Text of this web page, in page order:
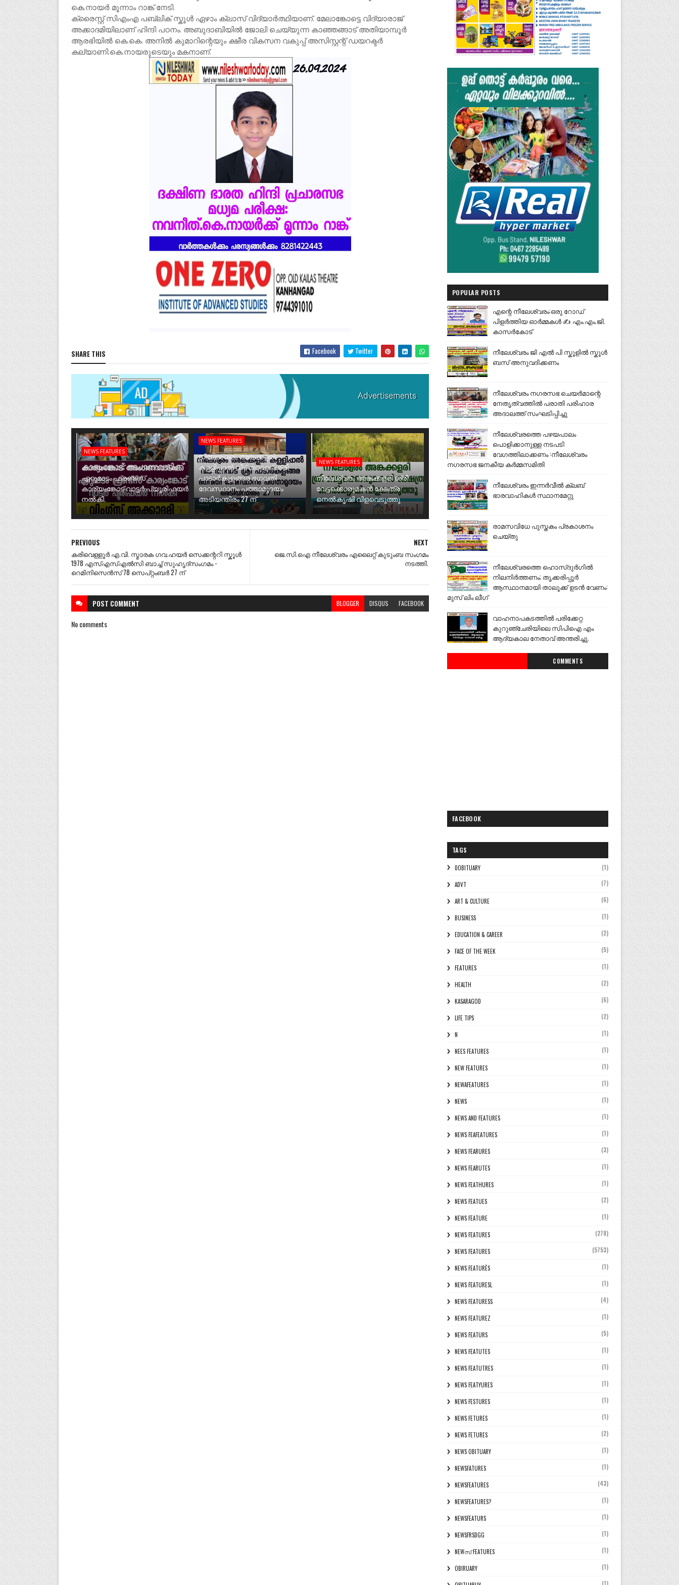
കെ.നായർ മൂന്നാം റാങ്ക് നേടി.
ക്രൈസ്റ്റ് സിഎംഎ പബ്ലിക് സ്കൂൾ ഏഴാം ക്ലാസ് വിദ്യാർത്ഥിയാണ്. മേലാങ്കോട്ടെ വിദ്യാരാജ്
അക്കാദമിയിലാണ് ഹിന്ദി പഠനം. അബുദാബിയിൽ ജോലി ചെയ്യുന്ന കാഞ്ഞങ്ങാട് അതിയാമ്പൂർ
ആരഭിയിൽ കെ.കെ. അനിൽ കുമാറിന്റെയും ക്ഷീര വികസന വകുപ്പ് അസിസ്റ്റന്റ് ഡയറക്ടർ
കല്യാണി.കെ.നായരുടെയും മകനാണ്.
SHARE THIS Facebook Twitter
NEWS FEATURES
കാര്യംങ്കോട് അംഗണവാടിക്ക്
ഏറുമാടം ഫ്രണ്ട്സ്
കാര്യംങ്കോട് വാട്ടർ പ്യൂരിഫയർ
നൽകി.
NEWS FEATURES
നീലേശ്വരം അങ്കക്കളരി
കള്ളിപ്പാൽ വീട് തറവാട് ശ്രീ
പാടാർകുളങ്ങര ഭഗവതി
ദേവസ്ഥാനം പത്താമുദയം
അടിയന്തിരം 27 ന്
NEWS FEATURES
നീലേശ്വരം അങ്കക്കളരി ശ്രീ
വേട്ടക്കൊരുമകൻ ക്ഷേത്ര
നെൽകൃഷി വിളവെടുത്തു
NEXT
ജെ.സി.ഐ നീലേശ്വരം എലൈറ്റ് കുടുംബ സംഗമം
നടത്തി.
PREVIOUS
കരിവെള്ളൂർ എ.വി. സ്മാരക ഗവ.ഹയർ സെക്കന്ററി സ്കൂൾ
1978 എസ്എസ്എൽസി ബാച്ച് സുഹൃദ്സംഗമം -
റെമിനിസെൻസ് 78 സെപ്റ്റംബർ 27 ന്
POST COMMENT BLOGGER DISQUS FACEBOOK
No comments
POPULAR POSTS
എന്റെ നീലേശ്വരം:ഒരു റോഡ്
പിളർത്തിയ ഓർമ്മകൾ ✍️ എം.എം.ജി.
കാസർകോട്
നീലേശ്വരം ജി എൽ പി സ്കൂളിൽ സ്കൂൾ
ബസ് അനുവദിക്കണം
നീലേശ്വരം നഗരസഭ ചെയർമാന്റെ
നേതൃത്വത്തിൽ പരാതി പരിഹാര
അദാലത്ത് സംഘടിപ്പിച്ചു
നീലേശ്വരത്തെ പഴയപാലം
പൊളിക്കാനുള്ള നടപടി
വേഗത്തിലാക്കണം :നീലേശ്വരം
നഗരസഭ ജനകീയ കർമ്മസമിതി
നീലേശ്വരം ഇന്നർവീൽ ക്ലബ്
ഭാരവാഹികൾ സ്ഥാനമേറ്റു
രാമസവിധേ പുസ്തകം പ്രകാശനം
ചെയ്തു
നീലേശ്വരത്തെ ഹൊസ്ദുർഗിൽ
നിലനിർത്തണം; തൃക്കരിപ്പൂർ
ആസ്ഥാനമായി താലൂക്ക് ഉടൻ വേണം:
മുസ് ലിം ലീഗ്
വാഹനാപകടത്തിൽ പരിക്കേറ്റ
കുറുഞ്ചേരിയിലെ സിപിഐ എം
ആദ്യകാല നേതാവ് അന്തരിച്ചു.
COMMENTS
FACEBOOK
TAGS
0OBITUARY (1)
ADVT (7)
ART & CULTURE (6)
BUSINESS (1)
EDUCATION & CAREER (2)
FACE OF THE WEEK (5)
FEATURES (1)
HEALTH (2)
KASARAGOD (6)
LIFE TIPS (2)
N (1)
NEES FEATURES (1)
NEW FEATURES (1)
NEWAFEATURES (1)
NEWS (1)
NEWS AND FEATURES (1)
NEWS FEAFEATURES (1)
NEWS FEARURES (3)
NEWS FEARUTES (1)
NEWS FEATHURES (1)
NEWS FEATUES (2)
NEWS FEATURE (1)
NEWS FEATURES (278)
NEWS FEATURES (5753)
NEWS FEATURÈS (1)
NEWS FEATURESL (1)
NEWS FEATURESS (4)
NEWS FEATUREZ (1)
NEWS FEATURS (5)
NEWS FEATUTES (1)
NEWS FEATUTRES (1)
NEWS FEATYURES (1)
NEWS FESTURES (1)
NEWS FETURES (1)
NEWS FETURES (2)
NEWS OBITUARY (1)
NEWSFATURES (1)
NEWSFEATURES (43)
NEWSFEATURES? (1)
NEWSFEATURS (1)
NEWSFRSDGG (1)
NEWസ് FEATURES (1)
OBIRUARY (1)